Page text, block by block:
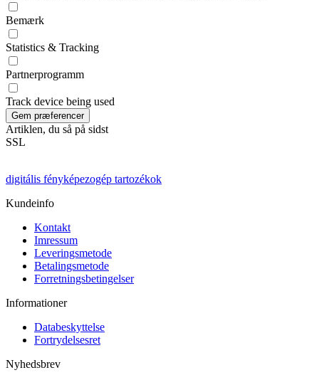
Bemærk
Statistics & Tracking
Partnerprogramm
Track device being used
Artiklen, du så på sidst
SSL
digitális fényképezogép tartozékok
Kundeinfo
Kontakt
Imressum
Leveringsmetode
Betalingsmetode
Forretningsbetingelser
Informationer
Databeskyttelse
Fortrydelsesret
Nyhedsbrev